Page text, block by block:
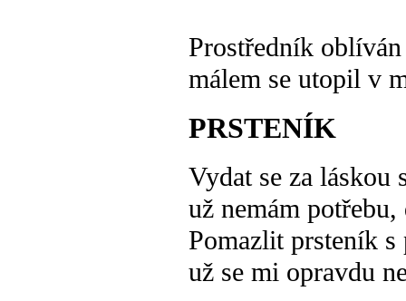
Prostředník
málem se utopil v
PRSTENÍK
Vydat se za láskou
už nemám potřebu,
Pomazlit prsteník s
už se mi opravdu